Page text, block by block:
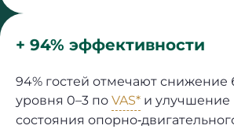
+ 94% эффективности
94% гостей отмечают снижение
уровня 0–3 по VAS* и улучшение
состояния